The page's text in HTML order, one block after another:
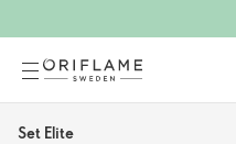
Set Elite